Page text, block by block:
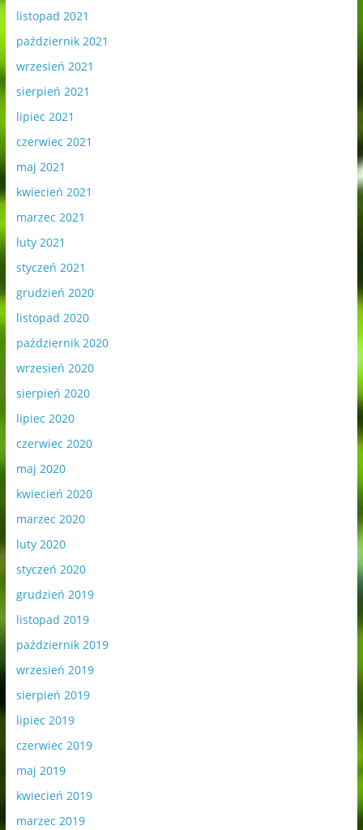
listopad 2021
październik 2021
wrzesień 2021
sierpień 2021
lipiec 2021
czerwiec 2021
maj 2021
kwiecień 2021
marzec 2021
luty 2021
styczeń 2021
grudzień 2020
listopad 2020
październik 2020
wrzesień 2020
sierpień 2020
lipiec 2020
czerwiec 2020
maj 2020
kwiecień 2020
marzec 2020
luty 2020
styczeń 2020
grudzień 2019
listopad 2019
październik 2019
wrzesień 2019
sierpień 2019
lipiec 2019
czerwiec 2019
maj 2019
kwiecień 2019
marzec 2019